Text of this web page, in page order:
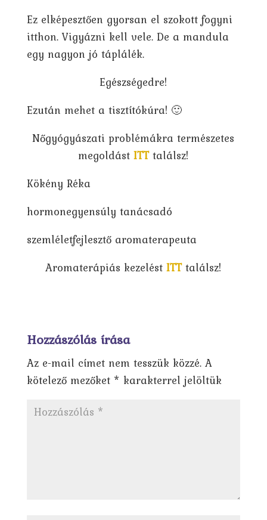
Ez elképesztően gyorsan el szokott fogyni
itthon. Vigyázni kell vele. De a mandula
egy nagyon jó táplálék.
Egészségedre!
Ezután mehet a tisztítókúra! 🙂
Nőgyógyászati problémákra természetes
megoldástITTtalálsz!
Kökény Réka
hormonegyensúly tanácsadó
szemléletfejlesztő aromaterapeuta
Aromaterápiás kezeléstITT találsz!
Hozzászólás írása
Az e-mail címet nem tesszük közzé. A
kötelező mezőket * karakterrel jelöltük